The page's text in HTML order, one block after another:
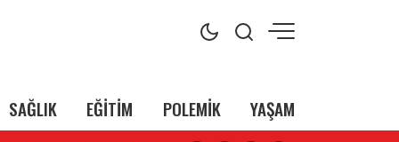
SAĞLIK EĞİTİM POLEMİK YAŞAM